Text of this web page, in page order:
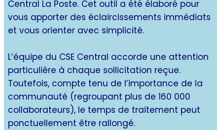
Central La Poste. Cet outil a été élaboré pour
vous apporter des éclaircissements immédiats
et vous orienter avec simplicité.
L’équipe du CSE Central accorde une attention
particulière à chaque sollicitation reçue.
Toutefois, compte tenu de l’importance de la
communauté (regroupant plus de 160 000
collaborateurs), le temps de traitement peut
ponctuellement être rallongé.